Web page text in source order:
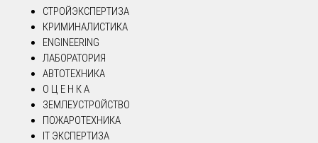
СТРОЙЭКСПЕРТИЗА
КРИМИНАЛИСТИКА
ENGINEERING
ЛАБОРАТОРИЯ
АВТОТЕХНИКА
О Ц Е Н К А
ЗЕМЛЕУСТРОЙСТВО
ПОЖАРОТЕХНИКА
IT ЭКСПЕРТИЗА